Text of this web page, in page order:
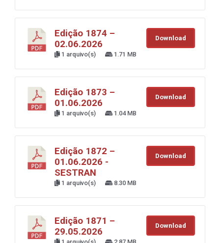
Edição 1874 –
02.06.2026
1 arquivo(s) 1.71 MB
Download
Edição 1873 –
01.06.2026
1 arquivo(s) 1.04 MB
Download
Edição 1872 –
01.06.2026 -
SESTRAN
1 arquivo(s) 8.30 MB
Download
Edição 1871 –
29.05.2026
Download